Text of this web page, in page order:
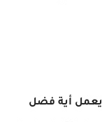
أية فضل